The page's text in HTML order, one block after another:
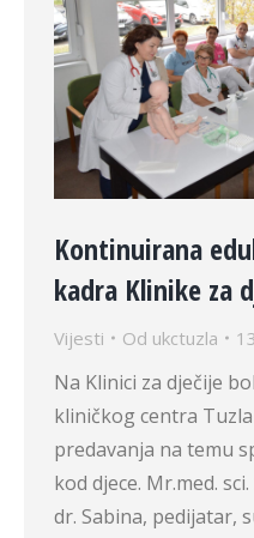
Kontinuirana
kadra Klinike za
Vijesti Od ukctuzla
Na Klinici za dječije
kliničkog centra
predavanja na temu
kod djece. Mr.med.
dr. Sabina, pedijatar,